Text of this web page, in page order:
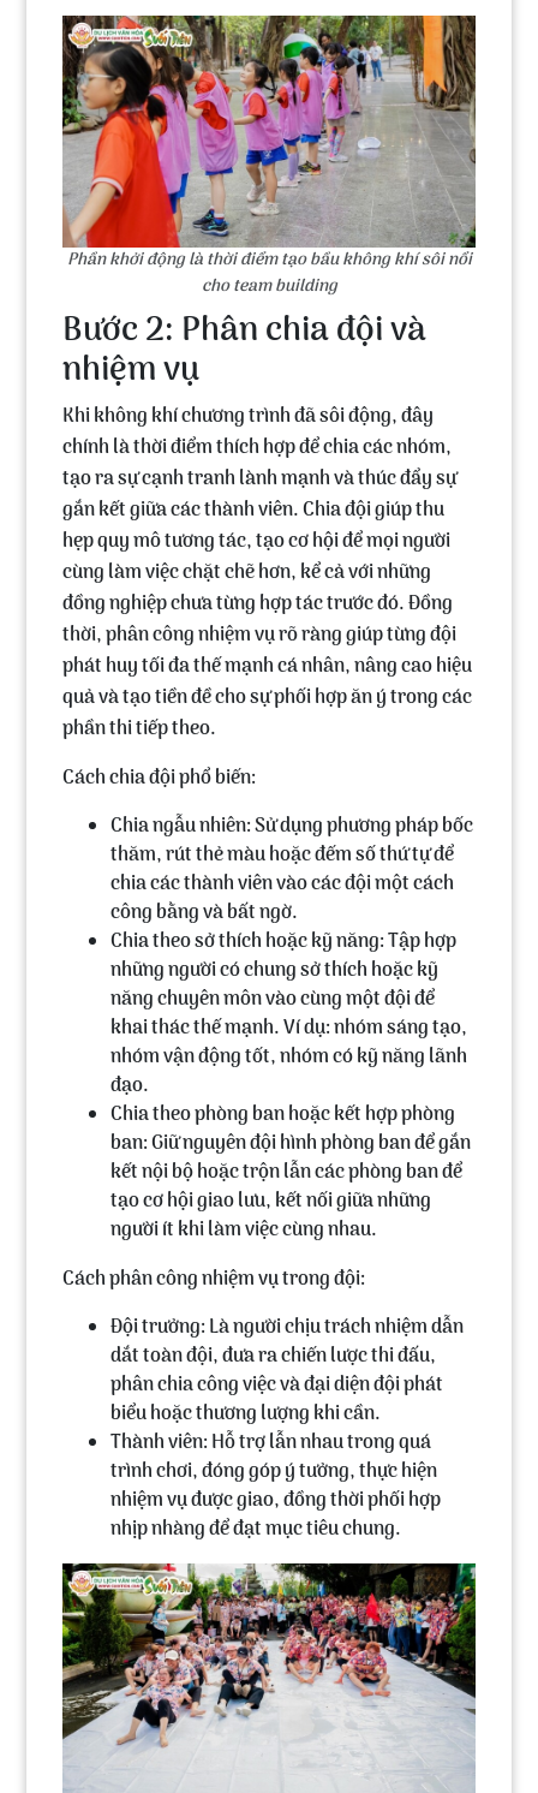
Phần khởi động là thời điểm tạo bầu không khí sôi nổi
cho team building
Bước 2: Phân chia đội và
nhiệm vụ
Khi không khí chương trình đã sôi động, đây
chính là thời điểm thích hợp để chia các nhóm,
tạo ra sự cạnh tranh lành mạnh và thúc đẩy sự
gắn kết giữa các thành viên. Chia đội giúp thu
hẹp quy mô tương tác, tạo cơ hội để mọi người
cùng làm việc chặt chẽ hơn, kể cả với những
đồng nghiệp chưa từng hợp tác trước đó. Đồng
thời, phân công nhiệm vụ rõ ràng giúp từng đội
phát huy tối đa thế mạnh cá nhân, nâng cao hiệu
quả và tạo tiền đề cho sự phối hợp ăn ý trong các
phần thi tiếp theo.
Cách chia đội phổ biến:
Chia ngẫu nhiên: Sử dụng phương pháp bốc
thăm, rút thẻ màu hoặc đếm số thứ tự để
chia các thành viên vào các đội một cách
công bằng và bất ngờ.
Chia theo sở thích hoặc kỹ năng: Tập hợp
những người có chung sở thích hoặc kỹ
năng chuyên môn vào cùng một đội để
khai thác thế mạnh. Ví dụ: nhóm sáng tạo,
nhóm vận động tốt, nhóm có kỹ năng lãnh
đạo.
Chia theo phòng ban hoặc kết hợp phòng
ban: Giữ nguyên đội hình phòng ban để gắn
kết nội bộ hoặc trộn lẫn các phòng ban để
tạo cơ hội giao lưu, kết nối giữa những
người ít khi làm việc cùng nhau.
Cách phân công nhiệm vụ trong đội:
Đội trưởng: Là người chịu trách nhiệm dẫn
dắt toàn đội, đưa ra chiến lược thi đấu,
phân chia công việc và đại diện đội phát
biểu hoặc thương lượng khi cần.
Thành viên: Hỗ trợ lẫn nhau trong quá
trình chơi, đóng góp ý tưởng, thực hiện
nhiệm vụ được giao, đồng thời phối hợp
nhịp nhàng để đạt mục tiêu chung.